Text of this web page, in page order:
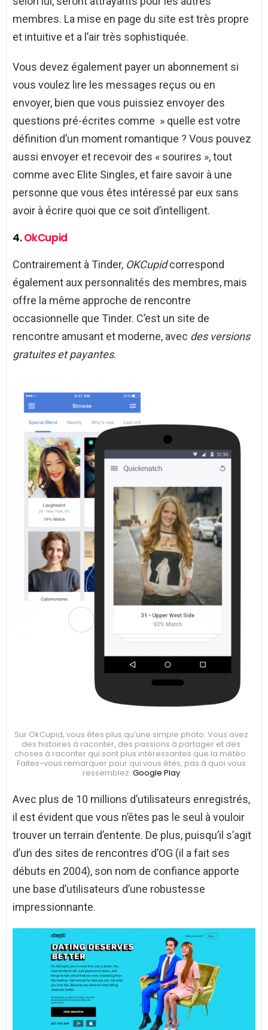
membres. La mise en page du site est très propre
et intuitive et a l’air très sophistiquée.
Vous devez également payer un abonnement si
vous voulez lire les messages reçus ou en
envoyer, bien que vous puissiez envoyer des
questions pré-écrites comme » quelle est votre
définition d’un moment romantique ? Vous pouvez
aussi envoyer et recevoir des « sourires », tout
comme avec Elite Singles, et faire savoir à une
personne que vous êtes intéressé par eux sans
avoir à écrire quoi que ce soit d’intelligent.
4.OkCupid
Contrairement à Tinder, OKCupidcorrespond
également aux personnalités des membres, mais
offre la même approche de rencontre
occasionnelle que Tinder. C’est un site de
rencontre amusant et moderne, avec des versions
gratuites et payantes.
Sur OkCupid, vous êtes plus qu’une simple photo. Vous avez
des histoires à raconter, des passions à partager et des
choses à raconter qui sont plus intéressantes que la météo.
Faites-vous remarquer pour qui vous êtes, pas à quoi vous
ressemblez. Google Play
Avec plus de 10 millions d’utilisateurs enregistrés,
il est évident que vous n’êtes pas le seul à vouloir
trouver un terrain d’entente. De plus, puisqu’il s’agit
d’un des sites de rencontres d’OG (il a fait ses
débuts en 2004), son nom de confiance apporte
une base d’utilisateurs d’une robustesse
impressionnante.